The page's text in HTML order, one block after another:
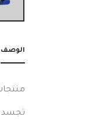
الوصف
تجسد